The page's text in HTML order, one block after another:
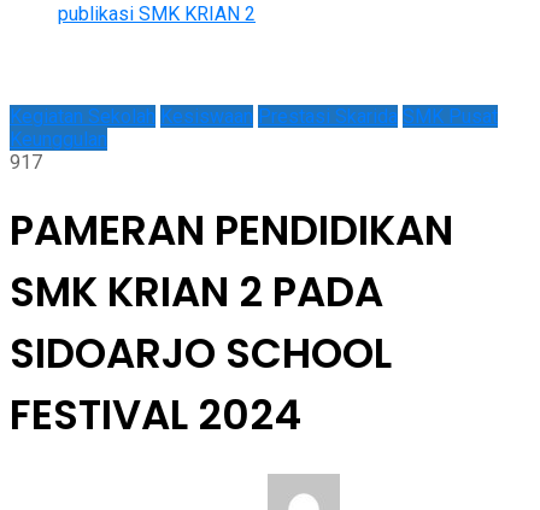
publikasi SMK KRIAN 2
Kegiatan Sekolah Kesiswaan Prestasi Skarida SMK Pusat
Keunggulan
917
PAMERAN PENDIDIKAN
SMK KRIAN 2 PADA
SIDOARJO SCHOOL
FESTIVAL 2024